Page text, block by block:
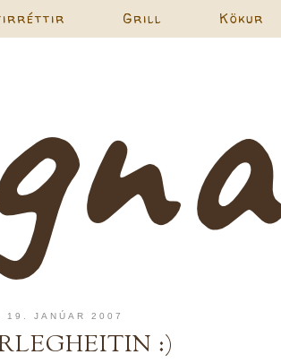
Grill Kökur
19. JANÚAR 2007
:)